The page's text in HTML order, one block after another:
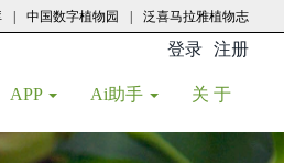
中国数字植物园 泛喜马拉雅植物志
登录 注册
APP Ai助手 关 于